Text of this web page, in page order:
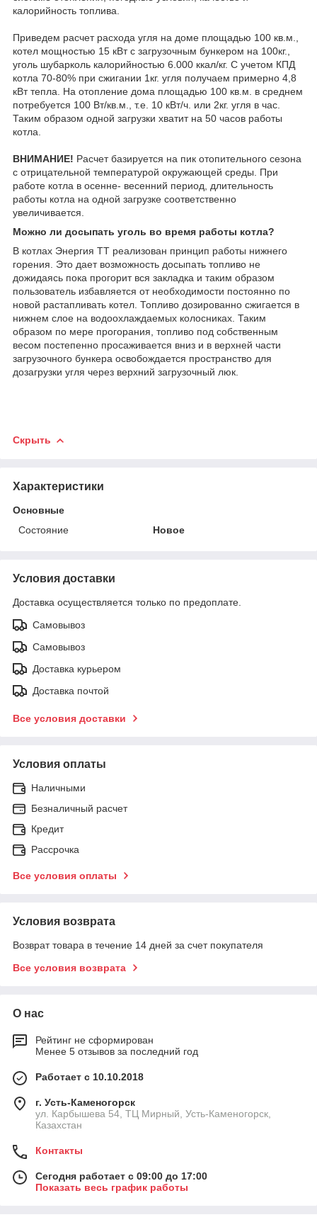
калорийность топлива.
Приведем расчет расхода угля на доме площадью 100 кв.м.,
котел мощностью 15 кВт с загрузочным бункером на 100кг.,
уголь шубарколь калорийностью 6.000 ккал/кг. С учетом КПД
котла 70-80% при сжигании 1кг. угля получаем примерно 4,8
кВт тепла. На отопление дома площадью 100 кв.м. в среднем
потребуется 100 Вт/кв.м., т.е. 10 кВт/ч. или 2кг. угля в час.
Таким образом одной загрузки хватит на 50 часов работы
котла.
ВНИМАНИЕ! Расчет базируется на пик отопительного сезона
с отрицательной температурой окружающей среды. При
работе котла в осенне- весенний период, длительность
работы котла на одной загрузке соответственно
увеличивается.
Можно ли досыпать уголь во время работы котла?
В котлах Энергия ТТ реализован принцип работы нижнего
горения. Это дает возможность досыпать топливо не
дожидаясь пока прогорит вся закладка и таким образом
пользователь избавляется от необходимости постоянно по
новой растапливать котел. Топливо дозированно сжигается в
нижнем слое на водоохлаждаемых колосниках. Таким
образом по мере прогорания, топливо под собственным
весом постепенно просаживается вниз и в верхней части
загрузочного бункера освобождается пространство для
дозагрузки угля через верхний загрузочный люк.
Скрыть
Характеристики
Основные
Состояние
Новое
Условия доставки
Доставка осуществляется только по предоплате.
Самовывоз
Самовывоз
Доставка курьером
Доставка почтой
Все условия доставки
Условия оплаты
Наличными
Безналичный расчет
Кредит
Рассрочка
Все условия оплаты
Условия возврата
Возврат товара в течение 14 дней за счет покупателя
Все условия возврата
О нас
Рейтинг не сформирован
Менее 5 отзывов за последний год
Работает с 10.10.2018
г. Усть-Каменогорск
ул. Карбышева 54, ТЦ Мирный, Усть-Каменогорск,
Казахстан
Контакты
Сегодня работает с 09:00 до 17:00
Показать весь график работы